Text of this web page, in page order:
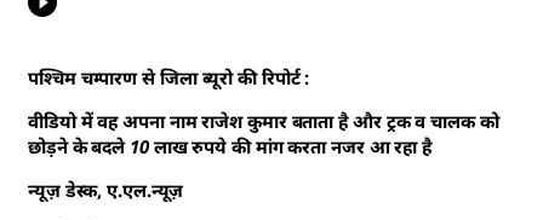
पश्चिम चम्पारण से जिला ब्यूरो की रिपोर्ट :
वीडियो में वह अपना नाम राजेश कुमार बताता है और ट्रक व चालक को
छोड़ने के बदले 10 लाख रुपये की मांग करता नजर आ रहा है
न्यूज़ डेस्क, ए.एल.न्यूज़